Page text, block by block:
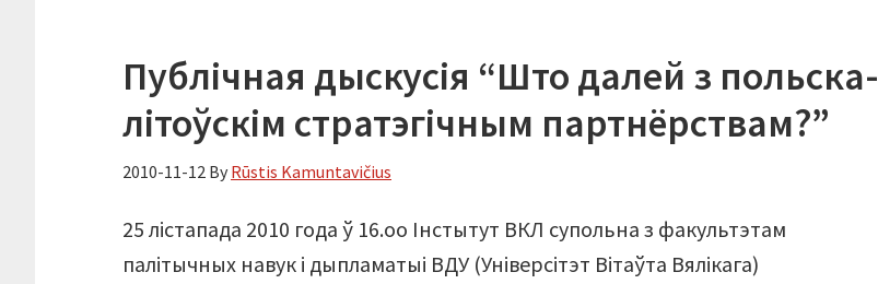
Публічная дыскусія “Што далей з польска-
літоўскім стратэгічным партнёрствам?”
2010-11-12 By Rūstis Kamuntavičius
25 лістапада 2010 года ў 16.oo Інстытут ВКЛ супольна з факультэтам
палітычных навук і дыпламатыі ВДУ (Універсітэт Вітаўта Вялікага)